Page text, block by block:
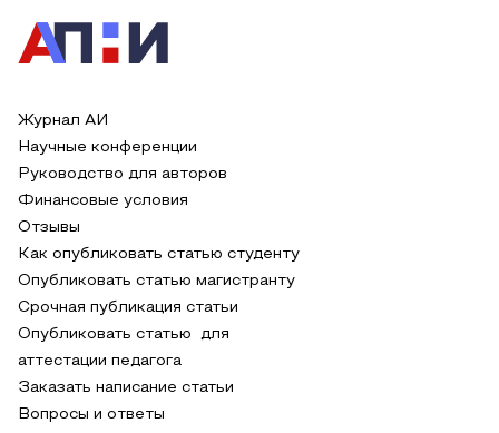
Журнал АИ
Научные конференции
Руководство для авторов
Финансовые условия
Отзывы
Как опубликовать статью студенту
Опубликовать статью магистранту
Срочная публикация статьи
Опубликовать статью для
аттестации педагога
Заказать написание статьи
Вопросы и ответы